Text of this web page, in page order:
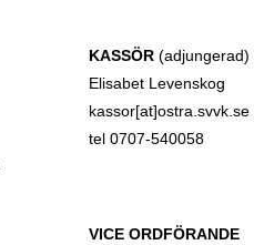
KASSÖR (adjungerad)
Elisabet Levenskog
kassor[at]ostra.svvk.se
tel 0707-540058
VICE ORDFÖRANDE